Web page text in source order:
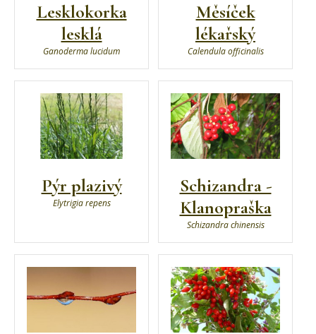
Lesklokorka
lesklá
Ganoderma lucidum
Měsíček
lékařský
Calendula officinalis
Pýr plazivý
Elytrigia repens
Schizandra -
Klanopraška
Schizandra chinensis